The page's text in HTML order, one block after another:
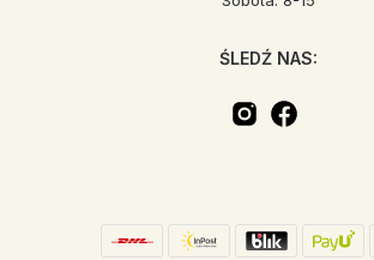
ŚLEDŹ NAS: